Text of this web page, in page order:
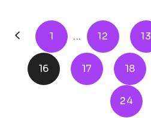
1 ... 12 13
16 17 18
24